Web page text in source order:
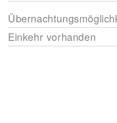
Einkehr vorhanden